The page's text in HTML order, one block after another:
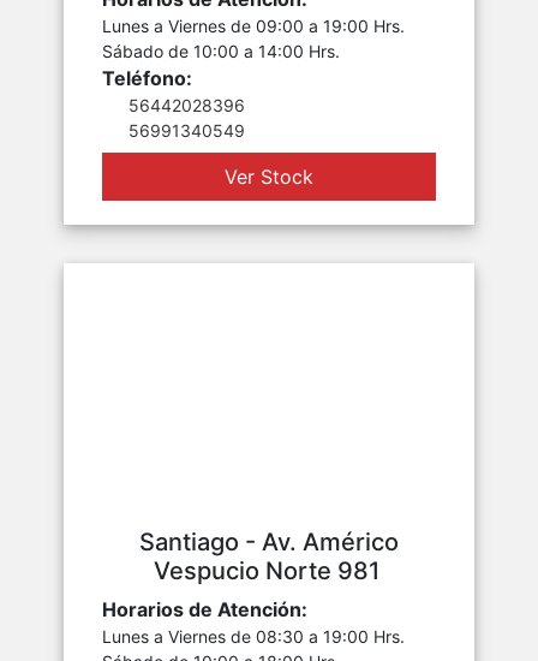
Lunes a Viernes de 09:00 a 19:00 Hrs.
Sábado de 10:00 a 14:00 Hrs.
Teléfono:
56442028396
56991340549
Ver Stock
Santiago - Av. Américo
Vespucio Norte 981
Horarios de Atención:
Lunes a Viernes de 08:30 a 19:00 Hrs.